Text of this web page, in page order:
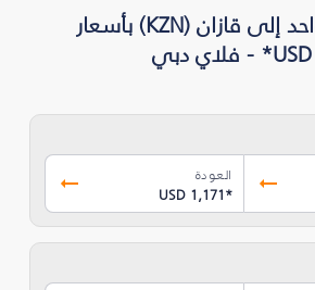
رحلات الاتجاه الواحد إلى قازان (KZN) بأسعار
العودة
USD 1,171*